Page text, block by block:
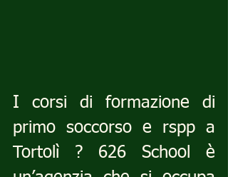
I corsi di formazione di
primo soccorso e rspp a
Tortolì ? 626 School è